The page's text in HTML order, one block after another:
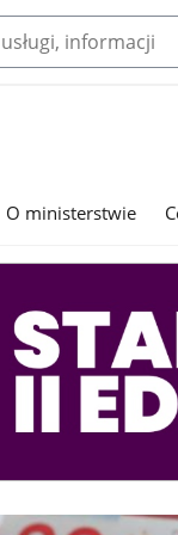
O ministerstwie